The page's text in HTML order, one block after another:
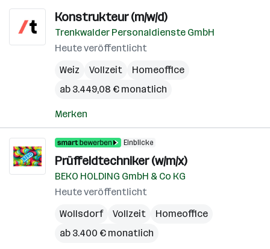
Konstrukteur (m/w/d)
Trenkwalder Personaldienste GmbH
Heute veröffentlicht
Weiz
Vollzeit
Homeoffice
ab 3.449,08 € monatlich
Merken
Einblicke
Prüffeldtechniker (w/m/x)
BEKO HOLDING GmbH & Co KG
Heute veröffentlicht
Wollsdorf
Vollzeit
Homeoffice
ab 3.400 € monatlich